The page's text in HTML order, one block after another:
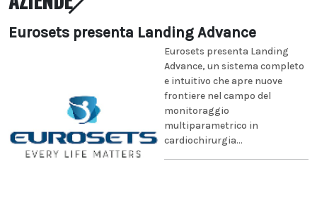
Eurosets presenta Landing Advance
Eurosets presenta Landing
Advance, un sistema completo
e intuitivo che apre nuove
frontiere nel campo del
monitoraggio
multiparametrico in
cardiochirurgia...